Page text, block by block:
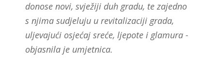
donose novi, svježiji duh gradu, te zajedno
s njima sudjeluju u revitalizaciji grada,
uljevajući osjećaj sreće, ljepote i glamura -
objasnila je umjetnica.